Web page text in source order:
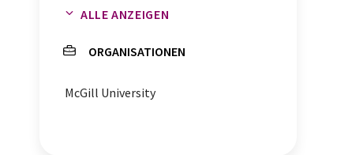
Reproduzierbarkeit
ALLE ANZEIGEN
ORGANISATIONEN
McGill University